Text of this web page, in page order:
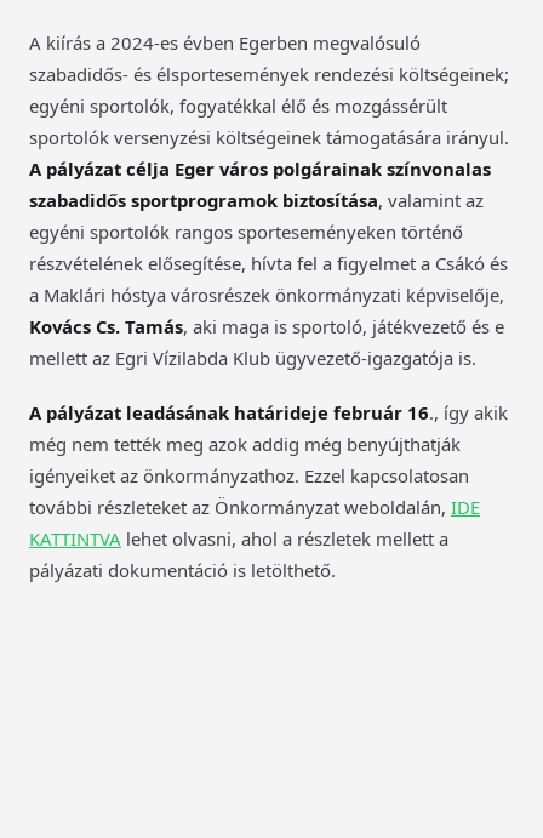
A kiírás a 2024-es évben Egerben megvalósuló
szabadidős- és élsportesemények rendezési költségeinek;
egyéni sportolók, fogyatékkal élő és mozgássérült
sportolók versenyzési költségeinek támogatására irányul.
A pályázat célja Eger város polgárainak színvonalas
szabadidős sportprogramok biztosítása, valamint az
egyéni sportolók rangos sporteseményeken történő
részvételének elősegítése, hívta fel a figyelmet a Csákó és
a Maklári hóstya városrészek önkormányzati képviselője,
Kovács Cs. Tamás, aki maga is sportoló, játékvezető és e
mellett az Egri Vízilabda Klub ügyvezető-igazgatója is.
A pályázat leadásának határideje február 16., így akik
még nem tették meg azok addig még benyújthatják
igényeiket az önkormányzathoz. Ezzel kapcsolatosan
további részleteket az Önkormányzat weboldalán, IDE
KATTINTVA lehet olvasni, ahol a részletek mellett a
pályázati dokumentáció is letölthető.